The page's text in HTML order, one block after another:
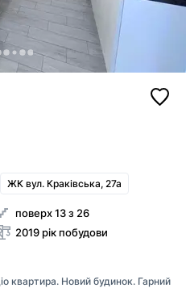
ЖК вул. Краківська, 27а
поверх 13 з 26
2019 рік побудови
квартира. Новий будинок. Гарний